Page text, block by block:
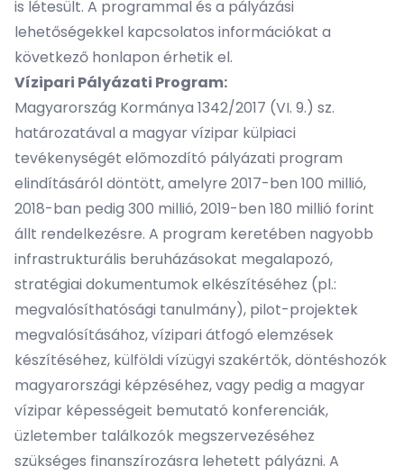
is létesült. A programmal és a pályázási
lehetőségekkel kapcsolatos információkat a
következő honlapon érhetikel.
Vízipari Pályázati Program:
Magyarország Kormánya 1342/2017 (VI. 9.) sz.
határozatával a magyar vízipar külpiaci
tevékenységét előmozdító pályázati program
elindításáról döntött, amelyre 2017-ben 100 millió,
2018-ban pedig 300 millió, 2019-ben 180 millió forint
állt rendelkezésre. A program keretében nagyobb
infrastrukturális beruházásokat megalapozó,
stratégiai dokumentumok elkészítéséhez (pl.:
megvalósíthatósági tanulmány), pilot-projektek
megvalósításához, vízipari átfogó elemzések
készítéséhez, külföldi vízügyi szakértők, döntéshozók
magyarországi képzéséhez, vagy pedig a magyar
vízipar képességeit bemutató konferenciák,
üzletember találkozók megszervezéséhez
szükséges finanszírozásra lehetett pályázni. A